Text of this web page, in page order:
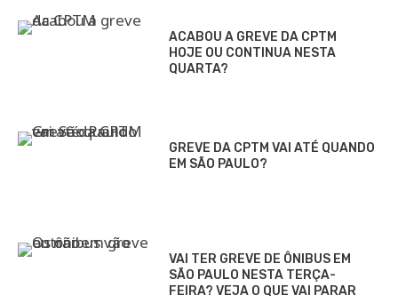
ACABOU A GREVE DA CPTM
HOJE OU CONTINUA NESTA
QUARTA?
GREVE DA CPTM VAI ATÉ QUANDO
EM SÃO PAULO?
VAI TER GREVE DE ÔNIBUS EM
SÃO PAULO NESTA TERÇA-
FEIRA? VEJA O QUE VAI PARAR